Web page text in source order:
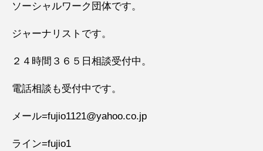
ソーシャルワーク団体です。
ジャーナリストです。
２４時間３６５日相談受付中。
電話相談も受付中です。
メール=fujio1121@yahoo.co.jp
ライン=fujio1